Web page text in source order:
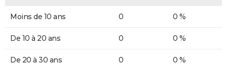
Moins de 10 ans 0 0 %
De 10 à 20 ans 0 0 %
De 20 à 30 ans 0 0 %